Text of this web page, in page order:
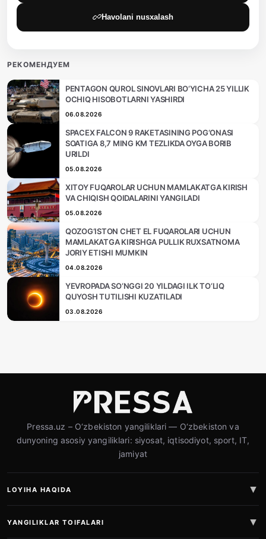
Havolani nusxalash
РЕКОМЕНДУЕМ
PENTAGON QUROL SINOVLARI BO‘YICHA 25 YILLIK
OCHIQ HISOBOTLARNI YASHIRDI
06.08.2026
SPACEX FALCON 9 RAKETASINING POG‘ONASI
SOATIGA 8,7 MING KM TEZLIKDA OYGA BORIB
URILDI
05.08.2026
XITOY FUQAROLAR UCHUN MAMLAKATGA KIRISH
VA CHIQISH QOIDALARINI YANGILADI
05.08.2026
QOZOG‘ISTON CHET EL FUQAROLARI UCHUN
MAMLAKATGA KIRISHGA PULLIK RUXSATNOMA
JORIY ETISHI MUMKIN
04.08.2026
YEVROPADA SO‘NGGI 20 YILDAGI ILK TO‘LIQ
QUYOSH TUTILISHI KUZATILADI
03.08.2026
Pressa.uz – O‘zbekiston yangiliklari — O‘zbekiston va
dunyoning asosiy yangiliklari: siyosat, iqtisodiyot, sport, IT,
jamiyat
LOYIHA HAQIDA
YANGILIKLAR TOIFALARI